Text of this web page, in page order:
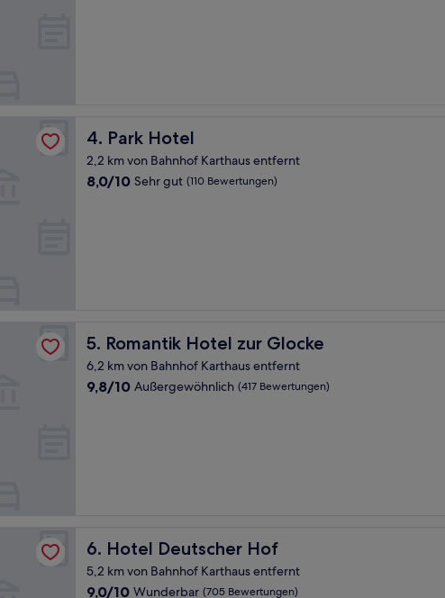
4. Park Hotel
Park Hotel
2,2 km von Bahnhof Karthaus entfernt
8.0
8,0/10 Sehr gut (110 Bewertungen)
5. Romantik Hotel zur Glocke
Romantik Hotel zur Glocke
6,2 km von Bahnhof Karthaus entfernt
9.8
9,8/10 Außergewöhnlich (417 Bewertungen)
6. Hotel Deutscher Hof
Hotel Deutscher Hof
5,2 km von Bahnhof Karthaus entfernt
9.0
9,0/10 Wunderbar (705 Bewertungen)